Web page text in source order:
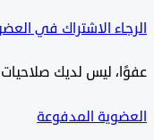
الاشتراك في العضوية
ليس لديك صلاحيات
المدفوعة